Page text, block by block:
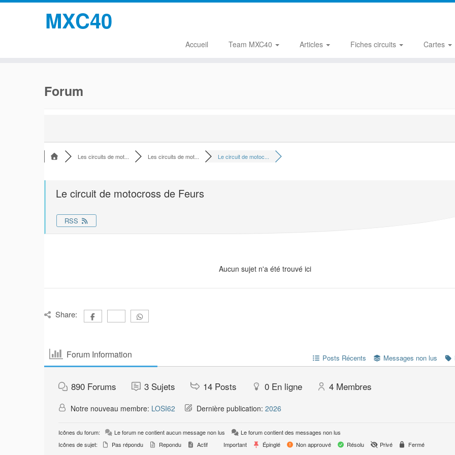
MXC40
Accueil Team MXC40 Articles Fiches circuits Cartes
Forum
Les circuits de mot... Les circuits de mot... Le circuit de motoc...
Le circuit de motocross de Feurs
RSS
Aucun sujet n'a été trouvé ici
Share:
Forum Information Posts Récents Messages non lus
890 Forums 3 Sujets 14 Posts 0 En ligne 4 Membres
Notre nouveau membre: LOSI62 Dernière publication: 2026
Icônes du forum: Le forum ne contient aucun message non lus
Le forum contient des messages non lus
Icônes de sujet:
Pas répondu Repondu Actif Important Épinglé Non approuvé Résolu Privé Fermé